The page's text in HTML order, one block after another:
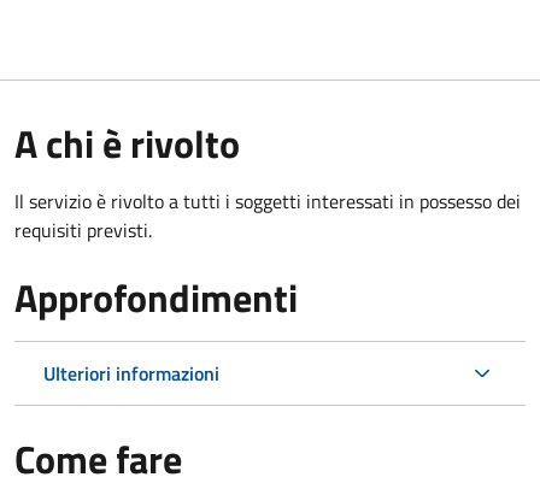
A chi è rivolto
Il servizio è rivolto a tutti i soggetti interessati in possesso dei
requisiti previsti.
Approfondimenti
Ulteriori informazioni
Come fare